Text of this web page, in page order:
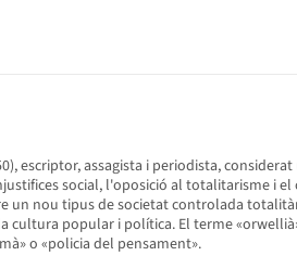
escriptor, assagista i periodista,
social, l'oposició al totalitarisme i
un nou tipus de societat controlada
cultura popular i política. El terme
o «policia del pensament».